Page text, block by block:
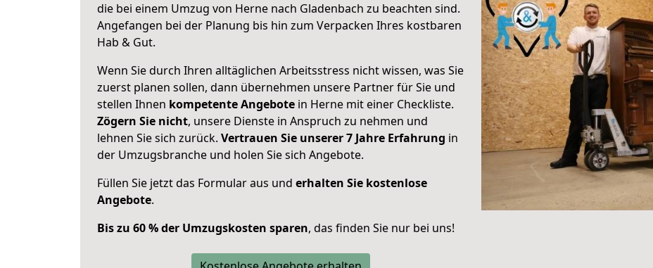
die bei einem Umzug von Herne nach Gladenbach zu beachten sind.
Angefangen bei der Planung bis hin zum Verpacken Ihres kostbaren
Hab & Gut.
Wenn Sie durch Ihren alltäglichen Arbeitsstress nicht wissen, was Sie
zuerst planen sollen, dann übernehmen unsere Partner für Sie und
stellen Ihnen kompetente Angebote in Herne mit einer Checkliste.
Zögern Sie nicht, unsere Dienste in Anspruch zu nehmen und
lehnen Sie sich zurück. Vertrauen Sie unserer 7 Jahre Erfahrung in
der Umzugsbranche und holen Sie sich Angebote.
Füllen Sie jetzt das Formular aus und erhalten Sie kostenlose
Angebote.
Bis zu 60 % der Umzugskosten sparen, das finden Sie nur bei uns!